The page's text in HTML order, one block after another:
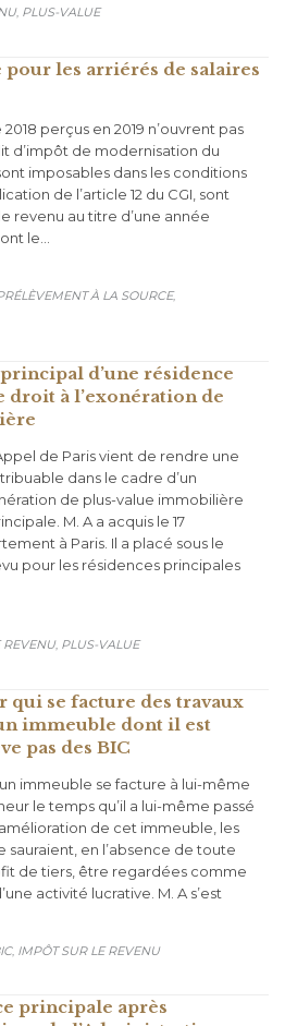
, PLUS-VALUE
pour les arriérés de salaires
perçus en 2019 n’ouvrent pas
d’impôt de modernisation du
imposables dans les conditions
de l’article 12 du CGI, sont
revenu au titre d’une année
le…
À LA SOURCE,
d’une résidence
droit à l’exonération de
de Paris vient de rendre une
dans le cadre d’un
de plus-value immobilière
M. A a acquis le 17
à Paris. Il a placé sous le
pour les résidences principales
REVENU, PLUS-VALUE
qui se facture des travaux
immeuble dont il est
pas des BIC
immeuble se facture à lui-même
le temps qu’il a lui-même passé
de cet immeuble, les
sauraient, en l’absence de toute
de tiers, être regardées comme
activité lucrative. M. A s’est
, IMPÔT SUR LE REVENU
principale après